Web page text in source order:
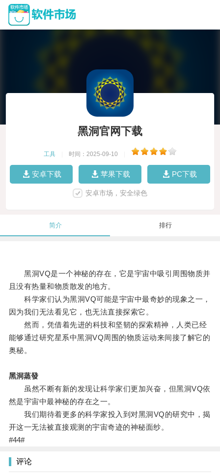
黑洞官网下载
工具 时间：2025-09-10
安卓下载 苹果下载 PC下载
安卓市场，安全绿色
简介 排行
黑洞VQ是一个神秘的存在，它是宇宙中吸引周围物质并
且没有热量和物质散发的地方。
科学家们认为黑洞VQ可能是宇宙中最奇妙的现象之一，
因为我们无法看见它，也无法直接探索它。
然而，凭借着先进的科技和坚韧的探索精神，人类已经
能够通过研究星系中黑洞VQ周围的物质运动来间接了解它的
奥秘。
黑洞蒸發
虽然不断有新的发现让科学家们更加兴奋，但黑洞VQ依
然是宇宙中最神秘的存在之一。
我们期待着更多的科学家投入到对黑洞VQ的研究中，揭
开这一无法被直接观测的宇宙奇迹的神秘面纱。
#44#
评论